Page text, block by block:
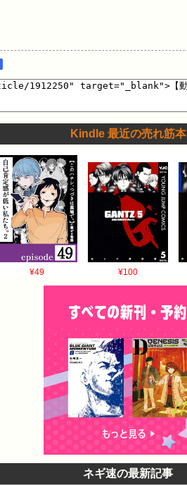
Kindle 最近の売れ筋本
¥49 ¥100
ネギ速の最新記事